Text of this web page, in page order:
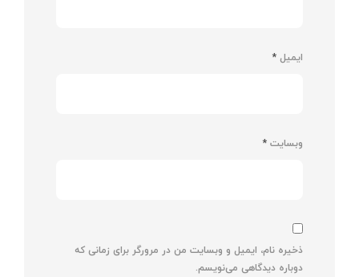
ایمیل *
وبسایت *
ذخیره نام، ایمیل و وبسایت من در مرورگر برای زمانی که
دوباره دیدگاهی می‌نویسم.